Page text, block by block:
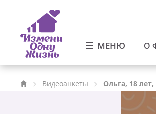
МЕНЮ О
Видеоанкеты Ольга, 18